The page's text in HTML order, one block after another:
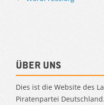
Über uns
Dies ist die Website des
Piratenpartei